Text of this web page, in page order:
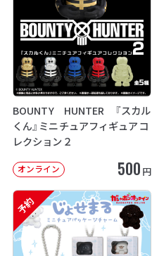
BOUNTY HUNTER 『スカル
くん』ミニチュアフィギュアコ
レクション２
オンライン 500 円
予約